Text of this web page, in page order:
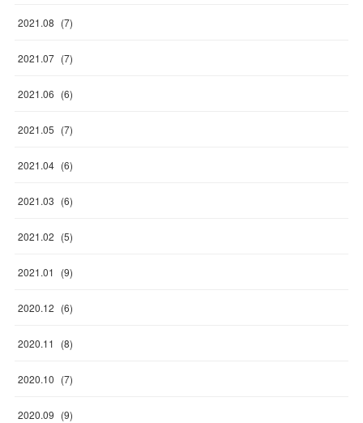
2021.08 (7)
2021.07 (7)
2021.06 (6)
2021.05 (7)
2021.04 (6)
2021.03 (6)
2021.02 (5)
2021.01 (9)
2020.12 (6)
2020.11 (8)
2020.10 (7)
2020.09 (9)